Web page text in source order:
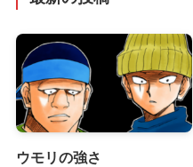
ウモリの強さ